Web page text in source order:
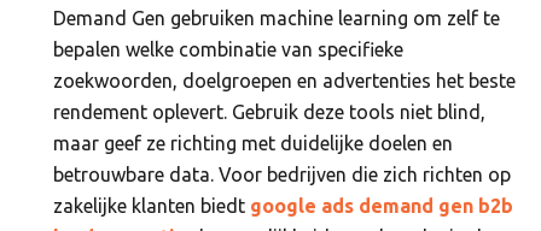
Demand Gen gebruiken machine learning om zelf te
bepalen welke combinatie van specifieke
zoekwoorden, doelgroepen en advertenties het beste
rendement oplevert. Gebruik deze tools niet blind,
maar geef ze richting met duidelijke doelen en
betrouwbare data. Voor bedrijven die zich richten op
zakelijke klanten biedt google ads demand gen b2b